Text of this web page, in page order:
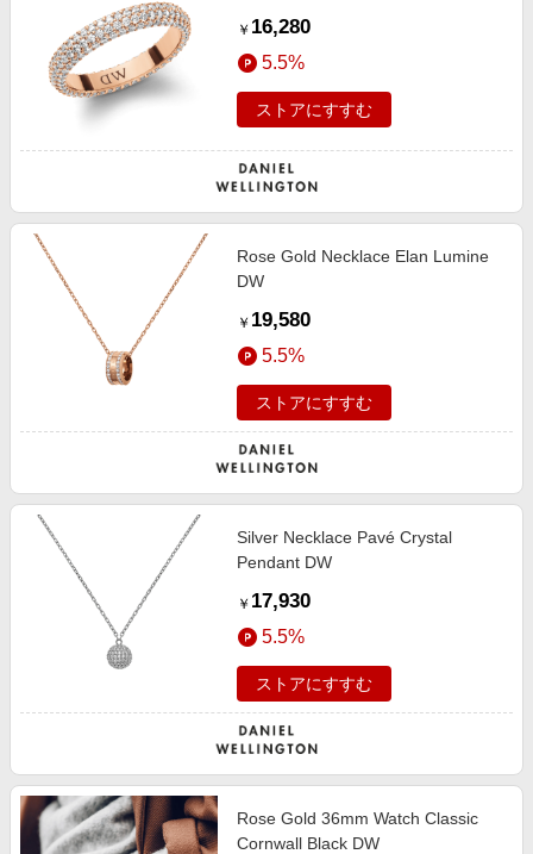
￥ 16,280
5.5%
ストアにすすむ
Rose Gold Necklace Elan Lumine
DW
￥ 19,580
5.5%
ストアにすすむ
Silver Necklace Pavé Crystal
Pendant DW
￥ 17,930
5.5%
ストアにすすむ
Rose Gold 36mm Watch Classic
Cornwall Black DW